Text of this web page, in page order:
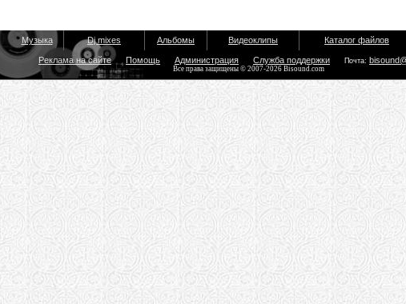
Музыка Dj mixes Альбомы Видеоклипы Каталог файлов
Реклама на сайте Помощь Администрация Служба поддержки Почта:
Все права защищены © 2007-2026 Bisound.com